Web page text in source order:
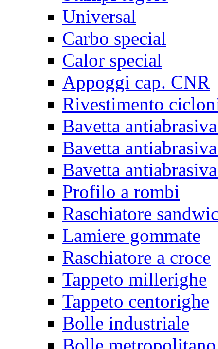
Universal
Carbo special
Calor special
Appoggi cap. CNR
Rivestimento
Bavetta
Bavetta
Bavetta
Profilo a rombi
Raschiatore
Lamiere gommate
Raschiatore a croce
Tappeto millerighe
Tappeto centorighe
Bolle industriale